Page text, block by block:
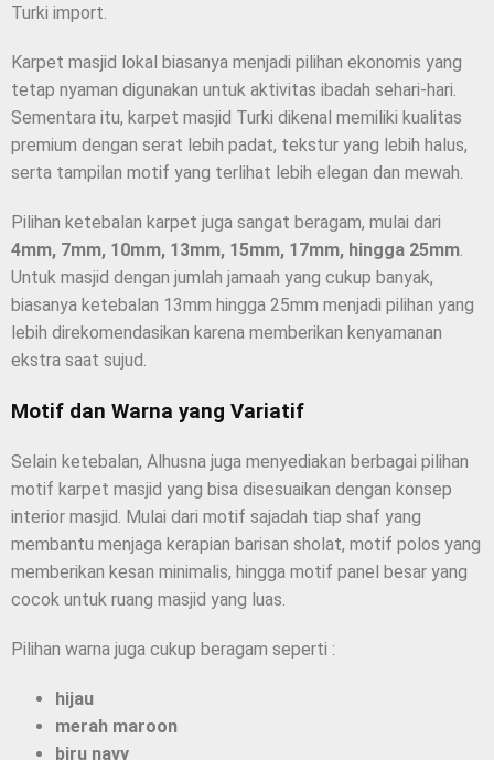
Turki import.
Karpet masjid lokal biasanya menjadi pilihan ekonomis yang
tetap nyaman digunakan untuk aktivitas ibadah sehari-hari.
Sementara itu, karpet masjid Turki dikenal memiliki kualitas
premium dengan serat lebih padat, tekstur yang lebih halus,
serta tampilan motif yang terlihat lebih elegan dan mewah.
Pilihan ketebalan karpet juga sangat beragam, mulai dari
4mm, 7mm, 10mm, 13mm, 15mm, 17mm, hingga 25mm
Untuk masjid dengan jumlah jamaah yang cukup banyak,
biasanya ketebalan 13mm hingga 25mm menjadi pilihan yang
lebih direkomendasikan karena memberikan kenyamanan
ekstra saat sujud.
Motif dan Warna yang Variatif
Selain ketebalan, Alhusna juga menyediakan berbagai pilihan
motif karpet masjid yang bisa disesuaikan dengan konsep
interior masjid. Mulai dari motif sajadah tiap shaf yang
membantu menjaga kerapian barisan sholat, motif polos yang
memberikan kesan minimalis, hingga motif panel besar yang
cocok untuk ruang masjid yang luas.
Pilihan warna juga cukup beragam seperti :
hijau
merah maroon
biru navy